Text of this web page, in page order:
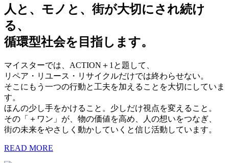
人と、モノと、街が大切にされ続け
る、
循環型社会を目指します。
マイスターでは、ACTION＋1と題して、
リペア・リユース・リサイクルだけでは終わらせない。
そこにもう一つの行動と工夫を加えることを大切にしていま
す。
ほんの少し手をかけること。少しだけ視点を変えること。
その「＋ワン」が、物の価値を高め、人の想いをつなぎ、
街の未来をやさしく動かしていくと信じ活動しています。
READ MORE